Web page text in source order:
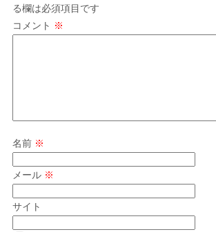
る欄は必須項目です
コメント ※
名前 ※
メール ※
サイト